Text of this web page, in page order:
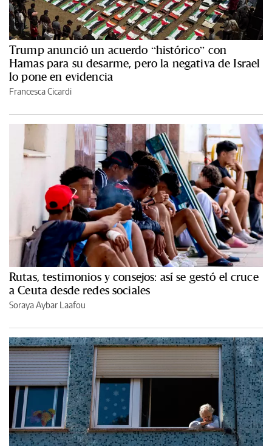
Trump anunció un acuerdo “histórico” con
Hamas para su desarme, pero la negativa de Israel
lo pone en evidencia
Francesca Cicardi
Rutas, testimonios y consejos: así se gestó el cruce
a Ceuta desde redes sociales
Soraya Aybar Laafou